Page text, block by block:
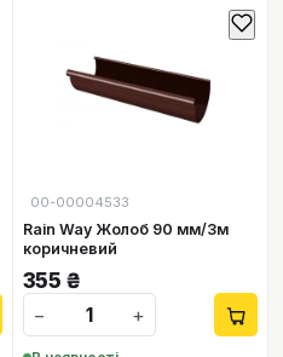
00-00004533
Rain Way Жолоб 90 мм/3м
коричневий
355 ₴
−
+